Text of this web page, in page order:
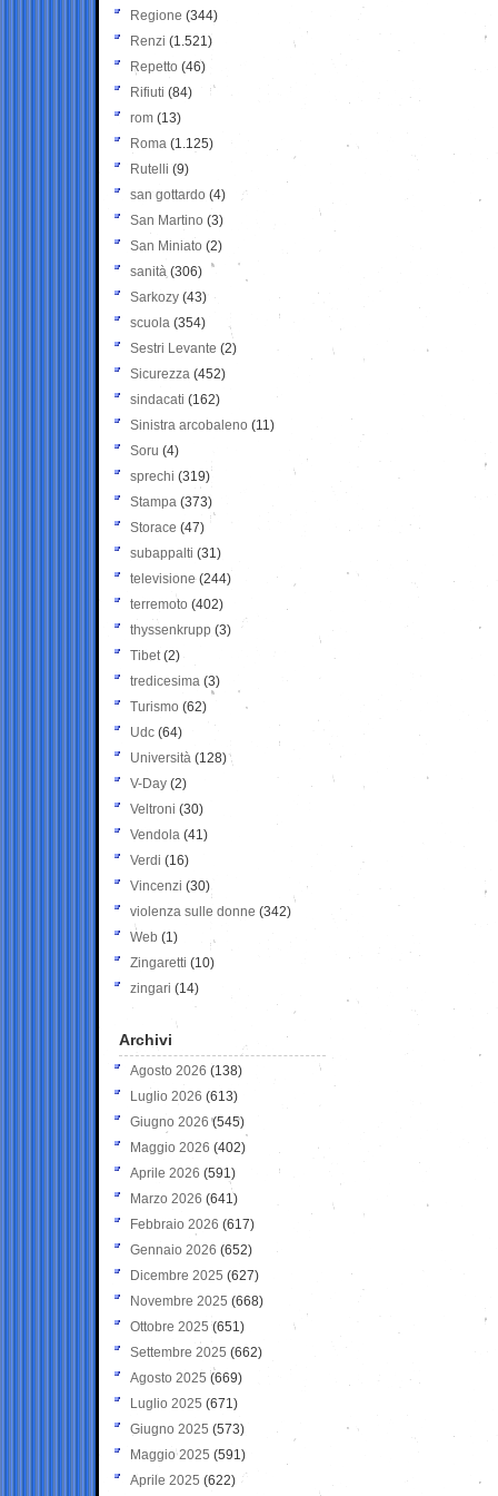
Regione (344)
Renzi (1.521)
Repetto (46)
Rifiuti (84)
rom (13)
Roma (1.125)
Rutelli (9)
san gottardo (4)
San Martino (3)
San Miniato (2)
sanità (306)
Sarkozy (43)
scuola (354)
Sestri Levante (2)
Sicurezza (452)
sindacati (162)
Sinistra arcobaleno (11)
Soru (4)
sprechi (319)
Stampa (373)
Storace (47)
subappalti (31)
televisione(244)
terremoto (402)
thyssenkrupp (3)
Tibet(2)
tredicesima (3)
Turismo (62)
Udc (64)
Università (128)
V-Day (2)
Veltroni (30)
Vendola (41)
Verdi (16)
Vincenzi (30)
violenza sulle donne (342)
Web (1)
Zingaretti (10)
zingari (14)
Archivi
Agosto 2026 (138)
Luglio 2026 (613)
Giugno 2026 (545)
Maggio 2026 (402)
Aprile 2026 (591)
Marzo 2026 (641)
Febbraio 2026 (617)
Gennaio 2026 (652)
Dicembre 2025 (627)
Novembre 2025 (668)
Ottobre 2025 (651)
Settembre 2025 (662)
Agosto 2025 (669)
Luglio 2025 (671)
Giugno 2025 (573)
Maggio 2025 (591)
Aprile 2025 (622)